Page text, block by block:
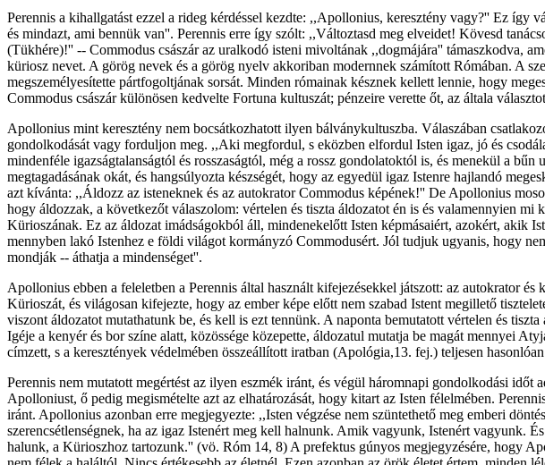
Perennis a kihallgatást ezzel a rideg kérdéssel kezdte: ,,Apollonius, keresztény vagy?'' Ez így
és mindazt, ami bennük van''. Perennis erre így szólt: ,,Változtasd meg elveidet! Kövesd
(Tükhére)!'' -- Commodus császár az uralkodó isteni mivoltának ,,dogmájára'' támaszkodva,
küriosz nevet. A görög nevek és a görög nyelv akkoriban modernnek számított Rómában. A
megszemélyesítette pártfogoltjának sorsát. Minden rómainak késznek kellett lennie, hogy
Commodus császár különösen kedvelte Fortuna kultuszát; pénzeire verette őt, az általa
Apollonius mint keresztény nem bocsátkozhatott ilyen bálványkultuszba. Válaszában
gondolkodását vagy forduljon meg. ,,Aki megfordul, s eközben elfordul Isten igaz, jó és
mindenféle igazságtalanságtól és rosszaságtól, még a rossz gondolatoktól is, és menekül a
megtagadásának okát, és hangsúlyozta készségét, hogy az egyedül igaz Istenre hajlandó
azt kívánta: ,,Áldozz az isteneknek és az autokrator Commodus képének!'' De Apollonius
hogy áldozzak, a következőt válaszolom: vértelen és tiszta áldozatot én is és valamennyien
Kürioszának. Ez az áldozat imádságokból áll, mindenekelőtt Isten képmásaiért, azokért, akik
mennyben lakó Istenhez e földi világot kormányzó Commodusért. Jól tudjuk ugyanis, hogy
mondják -- áthatja a mindenséget''.
Apollonius ebben a feleletben a Perennis által használt kifejezésekkel játszott: az autokrator
Kürioszát, és világosan kifejezte, hogy az ember képe előtt nem szabad Istent megillető
viszont áldozatot mutathatunk be, és kell is ezt tennünk. A naponta bemutatott vértelen és
Igéje a kenyér és bor színe alatt, közössége közepette, áldozatul mutatja be magát mennyei
címzett, s a keresztények védelmében összeállított iratban (Apológia,13. fej.) teljesen
Perennis nem mutatott megértést az ilyen eszmék iránt, és végül háromnapi gondolkodási
Apolloniust, ő pedig megismételte azt az elhatározását, hogy kitart az Isten félelmében.
iránt. Apollonius azonban erre megjegyezte: ,,Isten végzése nem szüntethető meg emberi
szerencsétlenségnek, ha az igaz Istenért meg kell halnunk. Amik vagyunk, Istenért
halunk, a Kürioszhoz tartozunk.'' (vö. Róm 14, 8) A prefektus gúnyos megjegyzésére, hogy